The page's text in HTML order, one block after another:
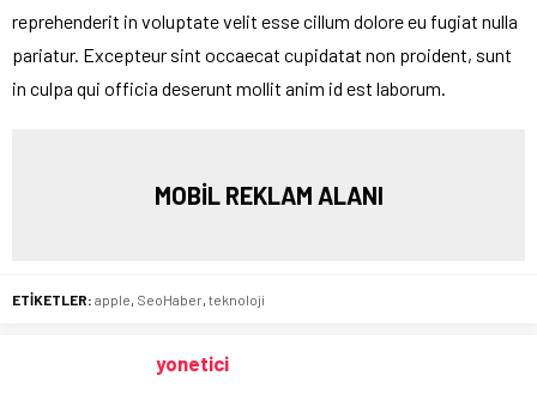
reprehenderit in voluptate velit esse cillum dolore eu fugiat nulla
pariatur. Excepteur sint occaecat cupidatat non proident, sunt
in culpa qui officia deserunt mollit anim id est laborum.
MOBİL REKLAM ALANI
ETİKETLER: apple, SeoHaber, teknoloji
yonetici